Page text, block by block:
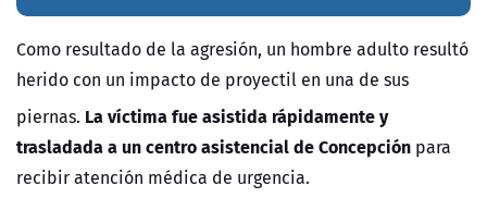
Como resultado de la agresión, un hombre adulto resultó
herido con un impacto de proyectil en una de sus
piernas. La víctima fue asistida rápidamente y
trasladada a un centro asistencial de Concepción para
recibir atención médica de urgencia.